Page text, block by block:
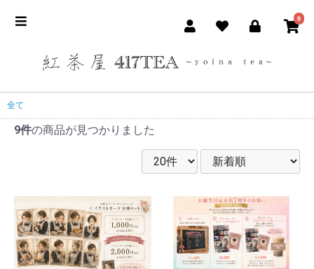
0
全て
9件の商品が見つかりました